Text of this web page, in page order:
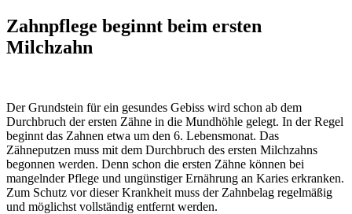
Zahnpflege beginnt beim ersten
Milchzahn
Der Grundstein für ein gesundes Gebiss wird schon ab dem
Durchbruch der ersten Zähne in die Mundhöhle gelegt. In der Regel
beginnt das Zahnen etwa um den 6. Lebensmonat. Das
Zähneputzen muss mit dem Durchbruch des ersten Milchzahns
begonnen werden. Denn schon die ersten Zähne können bei
mangelnder Pflege und ungünstiger Ernährung an Karies erkranken.
Zum Schutz vor dieser Krankheit muss der Zahnbelag regelmäßig
und möglichst vollständig entfernt werden.